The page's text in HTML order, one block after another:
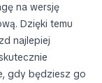
na wersję
Dzięki temu
najlepiej
gdy będziesz go